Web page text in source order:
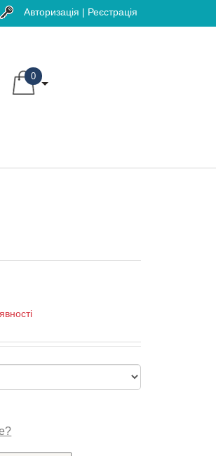
Авторизація | Реєстрація
0